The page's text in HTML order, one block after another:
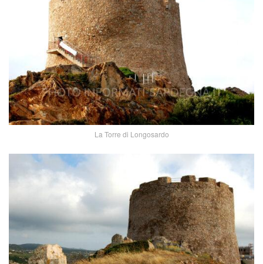
La Torre di Longosardo